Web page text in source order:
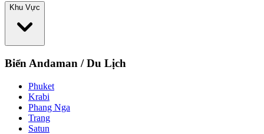
Khu Vực
Biển Andaman / Du Lịch
Phuket
Krabi
Phang Nga
Trang
Satun